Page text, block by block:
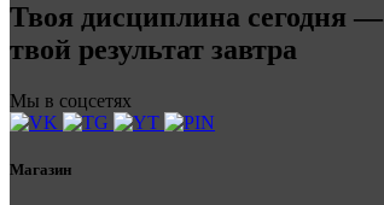
Твоя дисциплина сегодня —
твой результат завтра
Мы в соцсетях
Магазин